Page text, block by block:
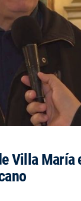
Villa María